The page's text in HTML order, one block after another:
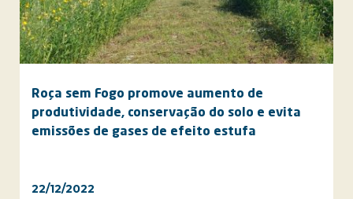
Roça sem Fogo promove aumento de
produtividade, conservação do solo e evita
emissões de gases de efeito estufa
22/12/2022